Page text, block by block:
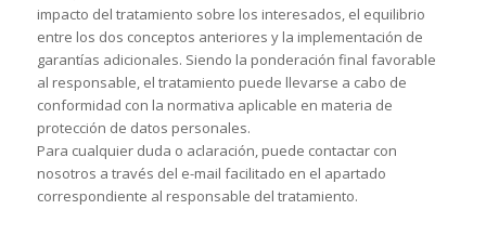
impacto del tratamiento sobre los interesados, el equilibrio
entre los dos conceptos anteriores y la implementación de
garantías adicionales. Siendo la ponderación final favorable
al responsable, el tratamiento puede llevarse a cabo de
conformidad con la normativa aplicable en materia de
protección de datos personales.
Para cualquier duda o aclaración, puede contactar con
nosotros a través del e-mail facilitado en el apartado
correspondiente al responsable del tratamiento.